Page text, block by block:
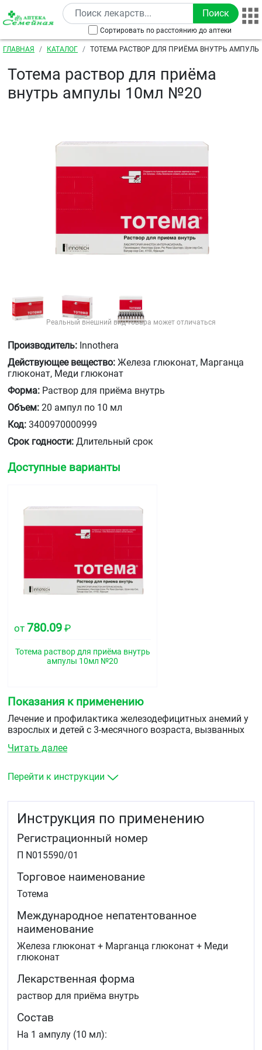
Перейти к основному содержанию
Сортировать по расстоянию до аптеки
Строка навигации
ГЛАВНАЯ КАТАЛОГ ТОТЕМА РАСТВОР ДЛЯ ПРИЁМА ВНУТРЬ
Тотема раствор для приёма
внутрь ампулы 10мл №20
Реальный внешний вид товара может отличаться
Производитель: Innothera
Действующее вещество: Железа глюконат, Марганца
глюконат, Меди глюконат
Форма: Раствор для приёма внутрь
Объем: 20 ампул по 10 мл
Код: 3400970000999
Срок годности: Длительный срок
Доступные варианты
от 780.09 ₽
Тотема раствор для приёма внутрь
ампулы 10мл №20
Показания к применению
Лечение и профилактика железодефицитных анемий у
взрослых и детей с 3-месячного возраста, вызванных
повышенная потребность в железе (беременность)
недостаточность поступления железа с пищей или
Читать далее
Перейти к инструкции
Инструкция по применению
Регистрационный номер
П N015590/01
Торговое наименование
Тотема
Международное непатентованное
наименование
Железа глюконат + Марганца глюконат + Меди
глюконат
Лекарственная форма
раствор для приёма внутрь
Состав
На 1 ампулу (10 мл):